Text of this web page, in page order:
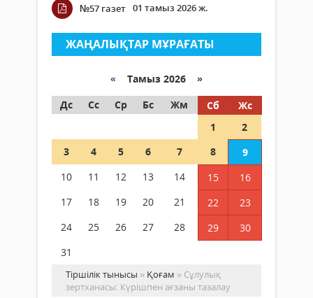
№57 газет 01 тамыз 2026 ж.
ЖАҢАЛЫҚТАР МҰРАҒАТЫ
« Тамыз 2026 »
Дс
Сс Ср Бс Жм Сб
Жс
1
2
3
4 5 6 7 8
9
10
11 12 13 14 15
16
17
18 19 20 21 22
23
24
25 26 27 28 29
30
31
Тіршілік тынысы » Қоғам » Сұлулық
зертханасы: Күрішпен ағзаны тазалау